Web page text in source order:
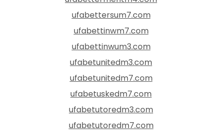
ufabettersum7.com
ufabettinwm7.com
ufabettinwum3.com
ufabetunitedm3.com
ufabetunitedm7.com
ufabetuskedm7.com
ufabetutoredm3.com
ufabetutoredm7.com